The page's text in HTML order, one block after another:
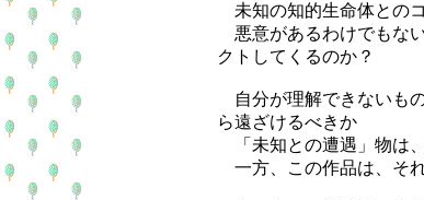
未知の知的生命体との
悪意があるわけでもな
クトしてくるのか？
自分が理解できないも
ら遠ざけるべきか
「未知との遭遇」物は
一方、この作品は、そ